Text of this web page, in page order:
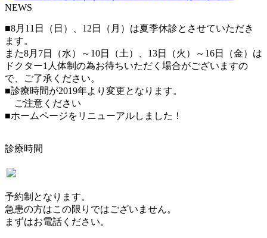
NEWS
■8月11日（日）、12日（月）は夏季休診とさせていただき
ます。
また8月7日（水）～10日（土）、13日（火）～16日（金）は
ドクター1人体制の為お待ちいただく場合がございますの
で、ご了承ください。
■診療時間が2019年より変更となります。
ご注意ください
■ホームページをリニューアルしました！
診療時間
予約制となります。
急患の方はこの限りではございません。
まずはお電話ください。